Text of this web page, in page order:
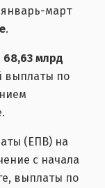
март
.
68,63 млрд
выплаты по
(ЕПВ) на
с начала
выплаты по